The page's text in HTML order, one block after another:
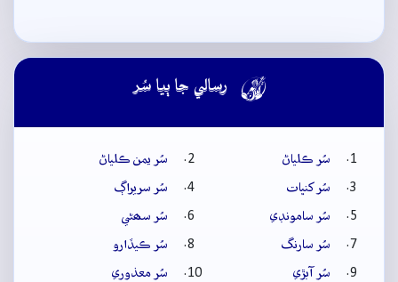
 رسالي جا ٻيا سُر
سُر ڪلياڻ
سُر يمن ڪلياڻ
سُر کنڀات
سُر سريراڳ
سُر سامونڊي
سُر سھڻي
سُر سارنگ
سُر ڪيڏارو
سُر آبڙي
سُر معذوري